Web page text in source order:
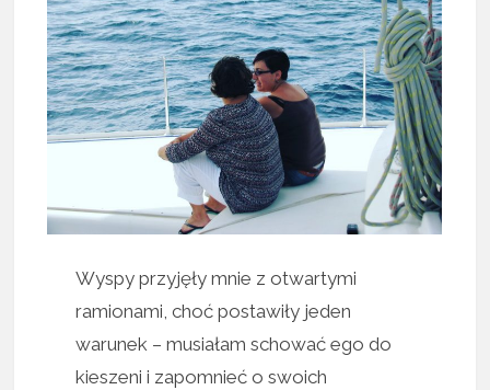
Wyspy przyjęły mnie z otwartymi
ramionami, choć postawiły jeden
warunek – musiałam schować ego do
kieszeni i zapomnieć o swoich